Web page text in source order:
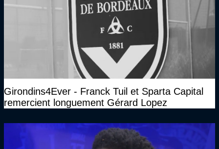
Girondins4Ever - Franck Tuil et Sparta Capital
remercient longuement Gérard Lopez